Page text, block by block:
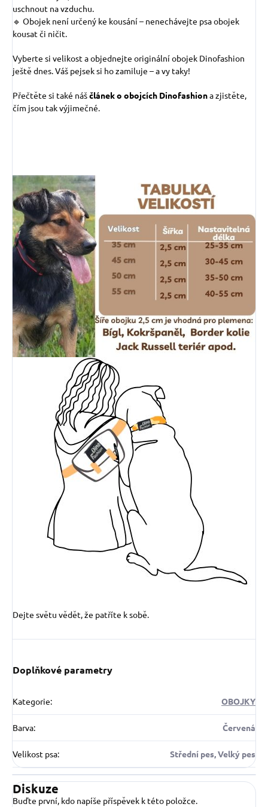
uschnout na vzduchu.
🔹 Obojek není určený ke kousání – nenechávejte psa obojek
kousat či ničit.
Vyberte si velikost a objednejte originální obojek Dinofashion
ještě dnes. Váš pejsek si ho zamiluje – a vy taky!
Přečtěte si také náščlánek o obojcích Dinofashiona zjistěte,
čím jsou tak výjimečné.
Dejte světu vědět, že patříte k sobě.
Doplňkové parametry
Kategorie: OBOJKY
Barva: Červená
Velikost psa: Střední pes, Velký pes
Diskuze
Buďte první, kdo napíše příspěvek k této položce.